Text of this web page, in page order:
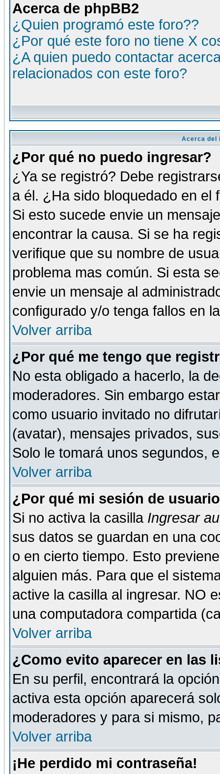
Acerca de phpBB2
¿Quien programó este foro??
¿Por qué este foro no tiene X
¿A quien puedo contactar
relacionados con este foro?
Acerca del
¿Por qué no puedo ingresar?
¿Ya se registró? Debe
a él. ¿Ha sido bloquedado en
Si esto sucede envie un
encontrar la causa. Si se ha
verifique que su nombre de
problema mas común. Si esta
envie un mensaje al
configurado y/o tenga fallos en
Volver arriba
¿Por qué me tengo que
No esta obligado a hacerlo, la
moderadores. Sin embargo
como usuario invitado no
(avatar), mensajes privados,
Solo le tomará unos segundos,
Volver arriba
¿Por qué mi sesión de
Si no activa la casilla Ingresar
sus datos se guardan en una
o en cierto tiempo. Esto
alguien más. Para que el
active la casilla al ingresar. NO
una computadora compartida
Volver arriba
¿Como evito aparecer en las
En su perfil, encontrará la
activa esta opción aparecerá
moderadores y para si mismo,
Volver arriba
¡He perdido mi contraseña!